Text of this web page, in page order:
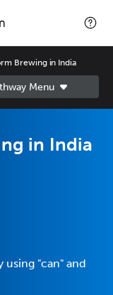
Brewing in India
in India
using "can" and